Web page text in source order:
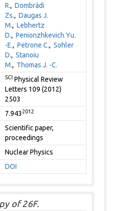
R.,Dombrádi
Zs.,Daugas J.
M.,Lebhertz
D.,Penionzhkevich Yu.
-E.,Petrone C.,Sohler
D.,Stanoiu
M., Thomas J. -C.
SCI Physical Review
Letters 109 (2012)
2503
7.943 2012
Scientific paper,
proceedings
Nuclear Physics
DOI
of 26F.